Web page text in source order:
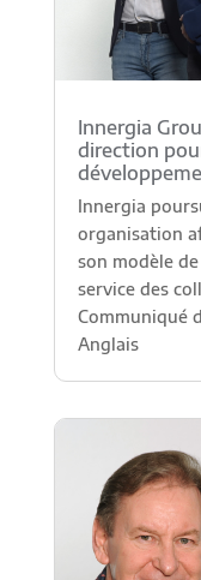
Innergia
direction
Innergia
organisation
son modèle
service des
Communiqué
Anglais